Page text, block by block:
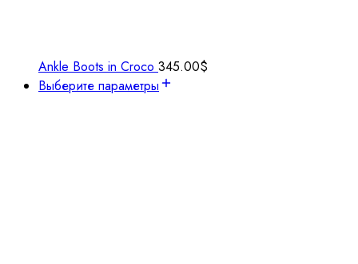
Ankle Boots in Croco 345.00$
Выберите параметры